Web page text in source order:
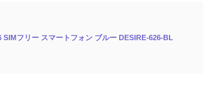
SIMフリー スマートフォン ブルー DESIRE-626-BL